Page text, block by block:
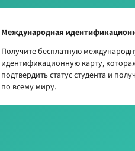
Международная
Получите бесплатную
идентификационную карту,
подтвердить статус студента и
по всему миру.